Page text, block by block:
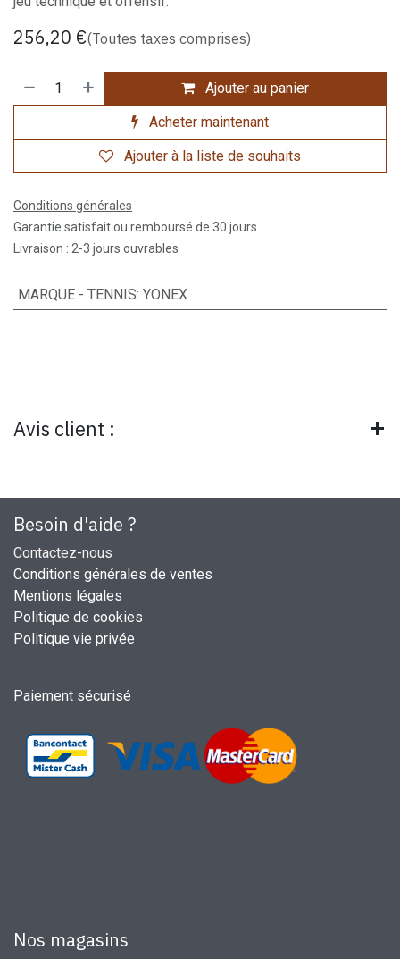
256,20 €(Toutes taxes comprises)
Ajouter au panier
Acheter maintenant
Ajouter à la liste de souhaits
Conditions générales
Garantie satisfait ou remboursé de 30 jours
Livraison : 2-3 jours ouvrables
MARQUE - TENNIS: YONEX
Avis client :
Besoin d'aide ?
Contactez-nous
Conditions générales de ventes
Mentions légales
Politique de cookies
Politique vie privée
Paiement sécurisé
Nos magasins